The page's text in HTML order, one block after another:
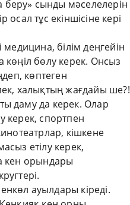
сынды мәселелерін
тұс екіншісіне кері
білім деңгейін
көңіл бөлу керек. Онсыз
көптеген
халықтың жағдайы ше?!
даму да керек. Олар
керек, спортпен
кішкене
етілу керек,
кен орындары
ауылдары кіреді.